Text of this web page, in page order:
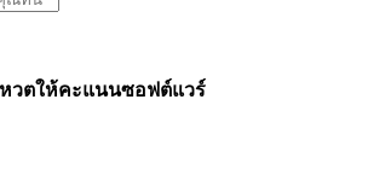
วตให้คะแนนซอฟต์แวร์